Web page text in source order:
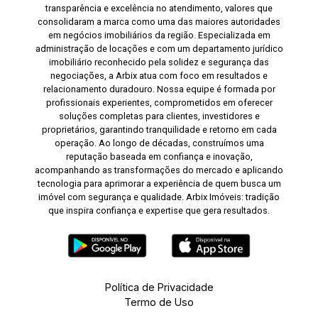
transparência e excelência no atendimento, valores que
consolidaram a marca como uma das maiores autoridades
em negócios imobiliários da região. Especializada em
administração de locações e com um departamento jurídico
imobiliário reconhecido pela solidez e segurança das
negociações, a Arbix atua com foco em resultados e
relacionamento duradouro. Nossa equipe é formada por
profissionais experientes, comprometidos em oferecer
soluções completas para clientes, investidores e
proprietários, garantindo tranquilidade e retorno em cada
operação. Ao longo de décadas, construímos uma
reputação baseada em confiança e inovação,
acompanhando as transformações do mercado e aplicando
tecnologia para aprimorar a experiência de quem busca um
imóvel com segurança e qualidade. Arbix Imóveis: tradição
que inspira confiança e expertise que gera resultados.
Política de Privacidade
Termo de Uso